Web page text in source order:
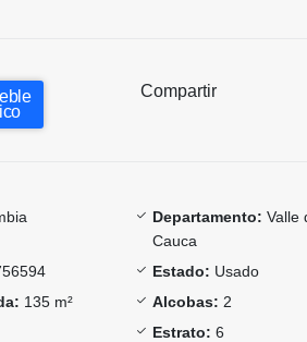
Compartir
Departamento: Valle
Cauca
Estado: Usado
135 m² Alcobas: 2
Estrato: 6